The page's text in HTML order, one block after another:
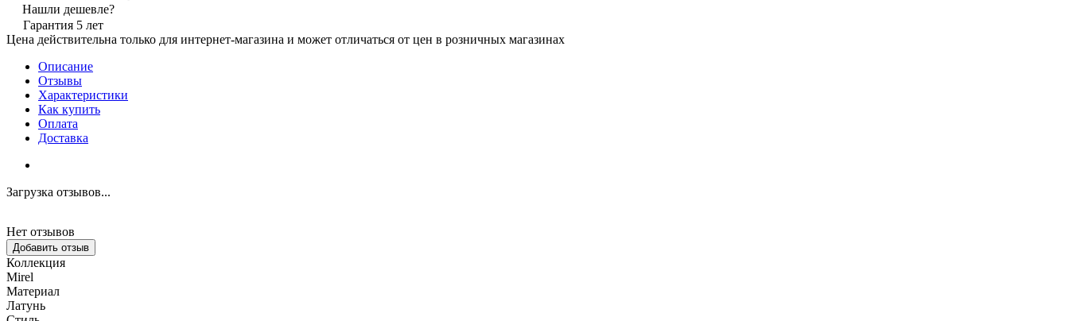
Нашли дешевле?
Гарантия 5 лет
Цена действительна только для интернет-магазина и может отличаться от цен в розничных магазинах
Описание
Отзывы
Характеристики
Как купить
Оплата
Доставка
Загрузка отзывов...
Нет отзывов
Добавить отзыв
Коллекция
Mirel
Материал
Латунь